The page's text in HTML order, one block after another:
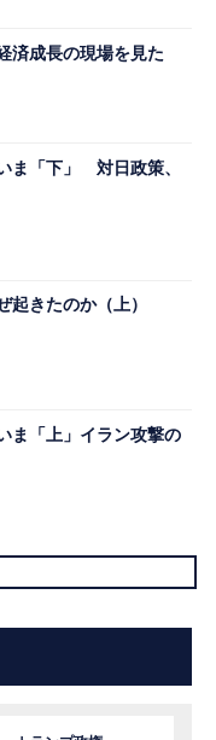
済成長の現場を見た
ま「下」 対日政策、
起きたのか（上）
ま「上」イラン攻撃の